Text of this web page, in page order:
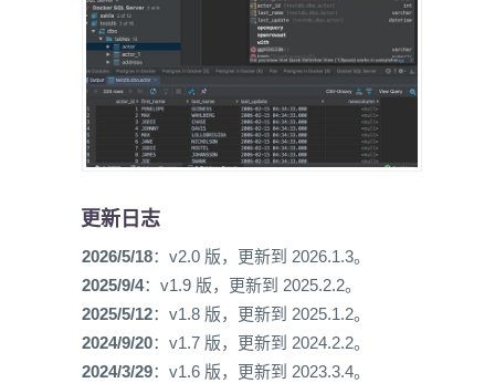
更新日志
2026/5/18：v2.0 版，更新到 2026.1.3。
2025/9/4：v1.9 版，更新到 2025.2.2。
2025/5/12：v1.8 版，更新到 2025.1.2。
2024/9/20：v1.7 版，更新到 2024.2.2。
2024/3/29：v1.6 版，更新到 2023.3.4。